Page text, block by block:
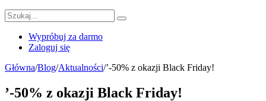
Wypróbuj za darmo
Zaloguj się
Główna/Blog/Aktualności/’-50% z okazji Black Friday!
’-50% z okazji Black Friday!